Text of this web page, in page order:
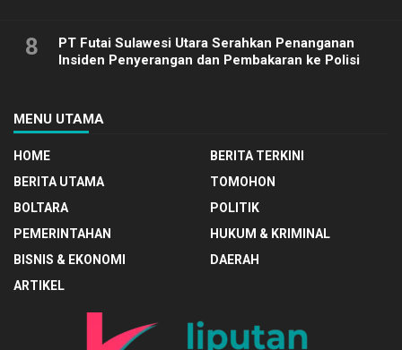
8
PT Futai Sulawesi Utara Serahkan Penanganan
Insiden Penyerangan dan Pembakaran ke Polisi
MENU UTAMA
HOME
BERITA TERKINI
BERITA UTAMA
TOMOHON
BOLTARA
POLITIK
PEMERINTAHAN
HUKUM & KRIMINAL
BISNIS & EKONOMI
DAERAH
ARTIKEL